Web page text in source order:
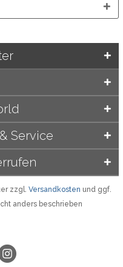
Service
zzgl. Versandkosten und ggf.
anders beschrieben